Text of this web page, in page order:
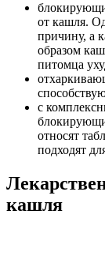
от кашля.
причину, а
образом
питомца
с
относят
подходят
кашля